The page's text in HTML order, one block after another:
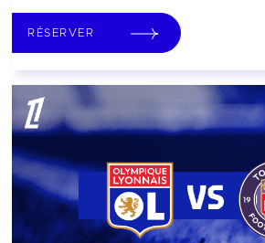
RÉSERVER